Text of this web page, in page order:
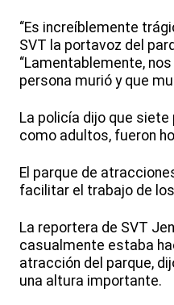
“Es increíblemente
SVT la portavoz del
“Lamentablemente,
persona murió y que
La policía dijo que
como adultos, fueron
El parque de
facilitar el trabajo de
La reportera de SVT
casualmente estaba
atracción del parque,
una altura importante.